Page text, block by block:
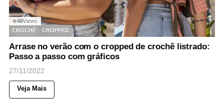
◉48Views
CROCHÊ
CROPPED
Arrase no verão com o cropped de crochê listrado:
Passo a passo com gráficos
27/11/2022
Veja Mais